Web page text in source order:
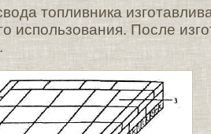
топливника
использования. После